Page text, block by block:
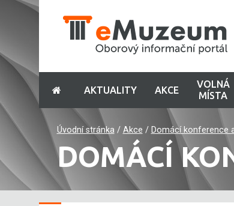
AKTUALITY AKCE
VOLNÁ
MÍSTA
Úvodní stránka/ Akce / Domácí konference
DOMÁCÍ